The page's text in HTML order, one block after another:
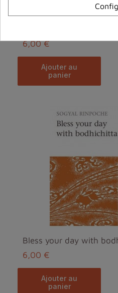
6,00 €
ajouter au
panier
Bless your day with
6,00 €
ajouter au
panier